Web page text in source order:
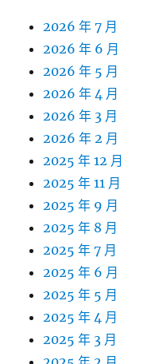
2026 年 7 月
2026 年 6 月
2026 年 5 月
2026 年 4 月
2026 年 3 月
2026 年 2 月
2025 年 12 月
2025 年 11 月
2025 年 9 月
2025 年 8 月
2025 年 7 月
2025 年 6 月
2025 年 5 月
2025 年 4 月
2025 年 3 月